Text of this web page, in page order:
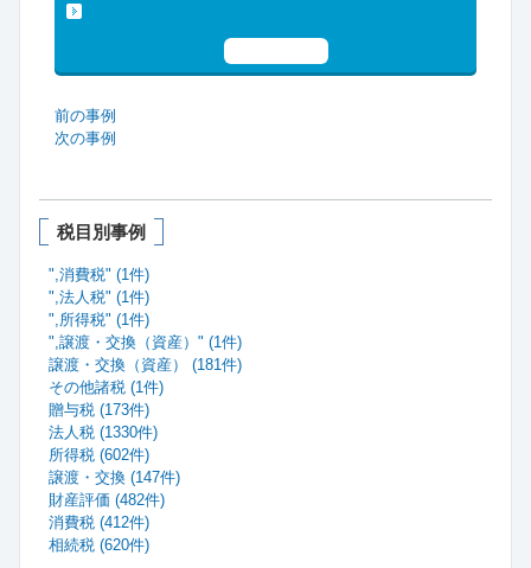
前の事例
次の事例
税目別事例
",消費税" (1件)
",法人税" (1件)
",所得税" (1件)
",譲渡・交換（資産）" (1件)
譲渡・交換（資産） (181件)
その他諸税 (1件)
贈与税 (173件)
法人税 (1330件)
所得税 (602件)
譲渡・交換 (147件)
財産評価 (482件)
消費税 (412件)
相続税 (620件)